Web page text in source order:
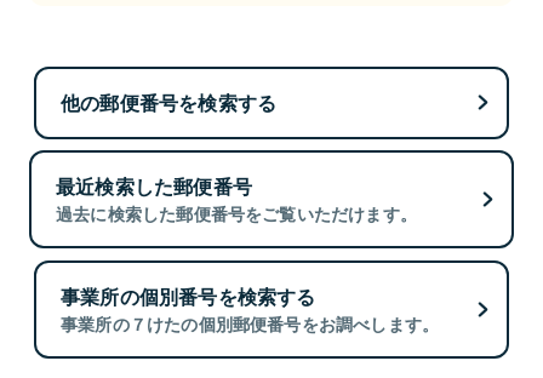
他の郵便番号を検索する
最近検索した郵便番号
過去に検索した郵便番号をご覧いただけます。
事業所の個別番号を検索する
事業所の７けたの個別郵便番号をお調べします。